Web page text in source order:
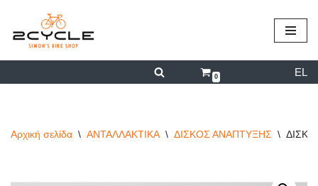
περιεχόμενο
Μεταπηδήστε
0 EL
Αρχική σελίδα \ ΑΝΤΑΛΛΑΚΤΙΚΑ \ ΔΙΣΚΟΣ ΑΝΑΠΤΥΞΗΣ \